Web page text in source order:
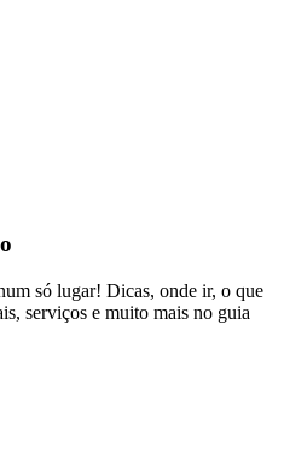
só lugar! Dicas, onde ir, o que
serviços e muito mais no guia